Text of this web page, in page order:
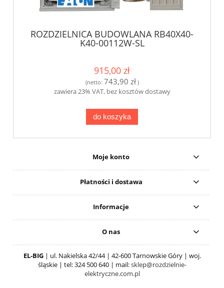
ROZDZIELNICA BUDOWLANA RB40X40-
K40-00112W-SL
915,00 zł
(netto: 743,90 zł)
zawiera 23% VAT, bez kosztów dostawy
do koszyka
Moje konto
Płatności i dostawa
Informacje
O nas
EL-BIG| ul. Nakielska 42/44 | 42-600 Tarnowskie Góry | woj.
śląskie | tel: 324 500 640 | mail:sklep@rozdzielnie-
elektryczne.com.pl